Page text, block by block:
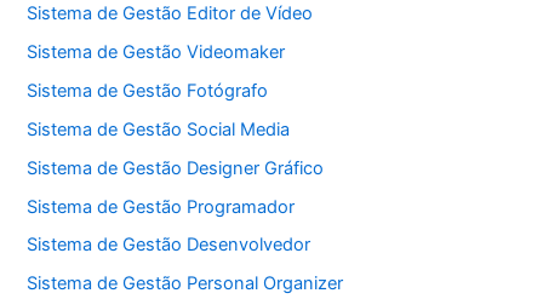
Sistema de Gestão Editor de Vídeo
Sistema de Gestão Videomaker
Sistema de Gestão Fotógrafo
Sistema de Gestão Social Media
Sistema de Gestão Designer Gráfico
Sistema de Gestão Programador
Sistema de Gestão Desenvolvedor
Sistema de Gestão Personal Organizer